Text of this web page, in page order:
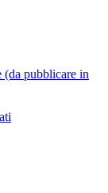
(da pubblicare in